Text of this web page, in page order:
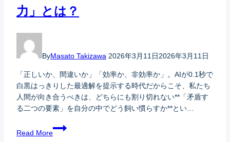
力」とは？
ByMasato Takizawa 2026年3月11日2026年3月11日
「正しいか、間違いか」「効率か、非効率か」。AIが0.1秒で
白黒はっきりした最適解を提示する時代だからこそ、私たち
人間が向き合うべきは、どちらにも割り切れない**「矛盾す
る二つの要素」を自分の中でどう飼い慣らすか**とい…
Read More